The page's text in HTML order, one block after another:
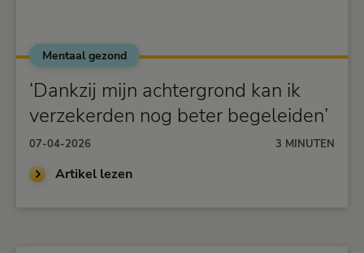
alt="‘Dankzij mijn achtergrond kan ik verzekerden nog
beter begeleiden’">
Mentaal gezond
‘Dankzij mijn achtergrond kan ik
verzekerden nog beter begeleiden’
07-04-2026 3 MINUTEN
Artikel lezen